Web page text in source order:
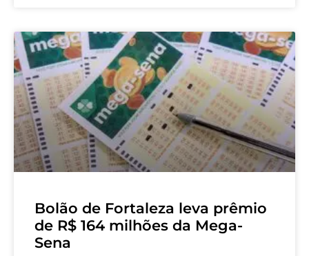
Bolão de Fortaleza leva prêmio
de R$ 164 milhões da Mega-
Sena